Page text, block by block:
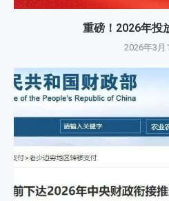
重磅！2026年投
2026年3月